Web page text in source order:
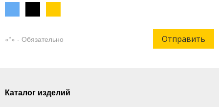
«*» - Обязательно Отправить
Каталог изделий